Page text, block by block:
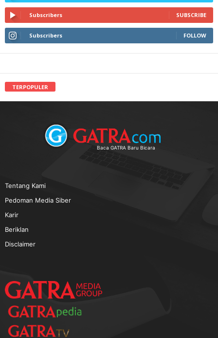
Subscribers SUBSCRIBE
Subscribers FOLLOW
TERPOPULER